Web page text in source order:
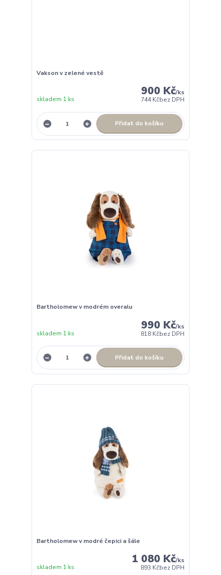
Vakson v zelené vestě
900 Kč/ks
744 Kčbez DPH
skladem 1 ks
Přidat do košíku
Bartholomew v modrém overalu
990 Kč/ks
818 Kčbez DPH
skladem 1 ks
Přidat do košíku
Bartholomew v modré čepici a šále
1 080 Kč/ks
893 Kčbez DPH
skladem 1 ks